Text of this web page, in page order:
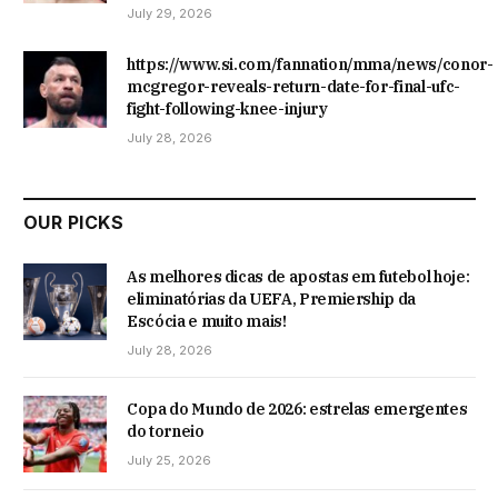
July 29, 2026
https://www.si.com/fannation/mma/news/conor-
mcgregor-reveals-return-date-for-final-ufc-
fight-following-knee-injury
July 28, 2026
OUR PICKS
As melhores dicas de apostas em futebol hoje:
eliminatórias da UEFA, Premiership da
Escócia e muito mais!
July 28, 2026
Copa do Mundo de 2026: estrelas emergentes
do torneio
July 25, 2026